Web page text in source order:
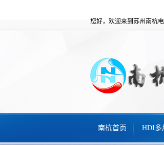
您好，欢迎来到苏州南杭
南杭首页 HDI多